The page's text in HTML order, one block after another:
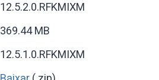
12.5.2.0.RFKMIXM
369.44 MB
12.5.1.0.RFKMIXM